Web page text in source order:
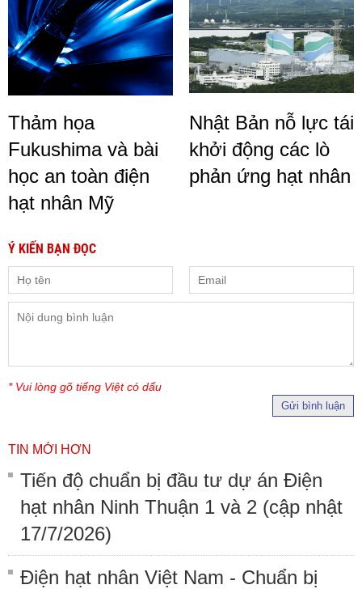
Thảm họa
Fukushima và bài
học an toàn điện
hạt nhân Mỹ
Nhật Bản nỗ lực tái
khởi động các lò
phản ứng hạt nhân
Ý KIẾN BẠN ĐỌC
* Vui lòng gõ tiếng Việt có dấu
Gửi bình luận
TIN MỚI HƠN
Tiến độ chuẩn bị đầu tư dự án Điện
hạt nhân Ninh Thuận 1 và 2 (cập nhật
17/7/2026)
Điện hạt nhân Việt Nam - Chuẩn bị